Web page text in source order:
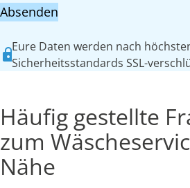
Absenden
Eure Daten werden nach
Sicherheitsstandards SSL-
Häufig gestellte
zum
Nähe